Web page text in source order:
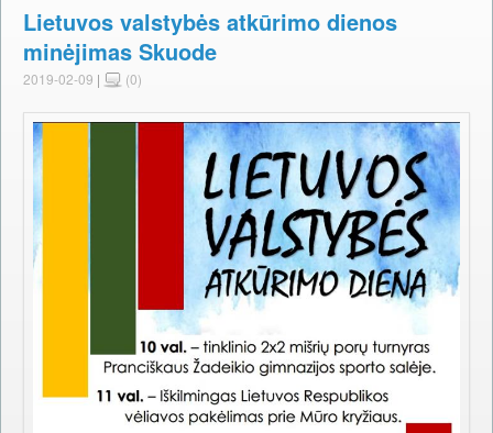
Lietuvos valstybės atkūrimo dienos
minėjimas Skuode
2019-02-09 | (0)